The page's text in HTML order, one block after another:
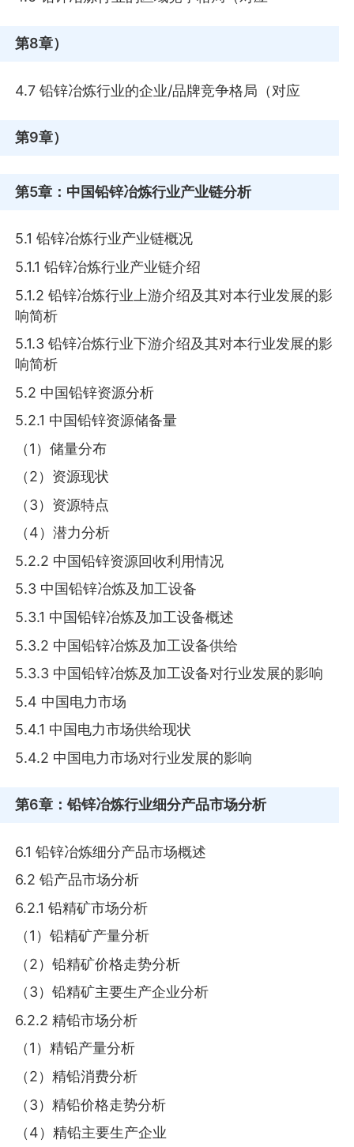
第8章）
4.7 铅锌冶炼行业的企业/品牌竞争格局（对应
第9章）
第5章 ：中国铅锌冶炼行业产业链分析
5.1 铅锌冶炼行业产业链概况
5.1.1 铅锌冶炼行业产业链介绍
5.1.2 铅锌冶炼行业上游介绍及其对本行业发展的影
响简析
5.1.3 铅锌冶炼行业下游介绍及其对本行业发展的影
响简析
5.2 中国铅锌资源分析
5.2.1 中国铅锌资源储备量
（1）储量分布
（2）资源现状
（3）资源特点
（4）潜力分析
5.2.2 中国铅锌资源回收利用情况
5.3 中国铅锌冶炼及加工设备
5.3.1 中国铅锌冶炼及加工设备概述
5.3.2 中国铅锌冶炼及加工设备供给
5.3.3 中国铅锌冶炼及加工设备对行业发展的影响
5.4 中国电力市场
5.4.1 中国电力市场供给现状
5.4.2 中国电力市场对行业发展的影响
第6章 ：铅锌冶炼行业细分产品市场分析
6.1 铅锌冶炼细分产品市场概述
6.2 铅产品市场分析
6.2.1 铅精矿市场分析
（1）铅精矿产量分析
（2）铅精矿价格走势分析
（3）铅精矿主要生产企业分析
6.2.2 精铅市场分析
（1）精铅产量分析
（2）精铅消费分析
（3）精铅价格走势分析
（4）精铅主要生产企业